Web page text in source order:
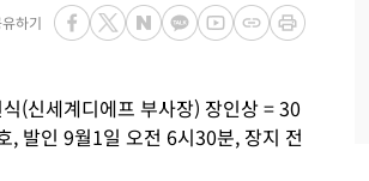
하기
(신세계디에프 부사장) 장인상 = 30
, 발인 9월1일 오전 6시30분, 장지 전